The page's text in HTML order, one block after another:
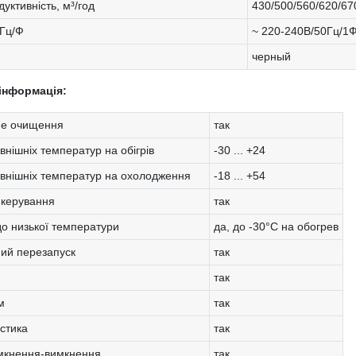
м³/год
430/500/560/620/
Ф
~ 220-240В/50Гц/1Ф
черный
очищення
так
температур на обігрів
-30 ... +24
температур на охолодження
-18 ... +54
так
низької температури
да, до -30°C на обогрев
перезапуск
так
так
так
так